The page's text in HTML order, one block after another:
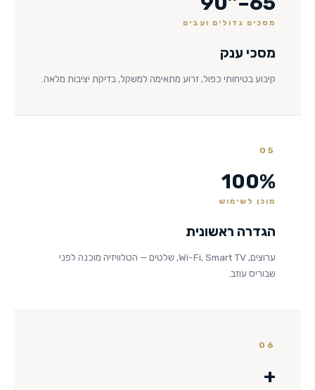
מסכים גדולים ועבים
מסכי ענק
קיבוע בטיחותי כפול, זרוע מתאימה למשקל, בדיקת יציבות מלאה.
05
100%
מוכן לשימוש
הגדרה ראשונית
ערוצים, Wi-Fi, Smart TV, שלטים — הטלוויזיה מוכנה לפני
שבוריס עוזב.
06
+